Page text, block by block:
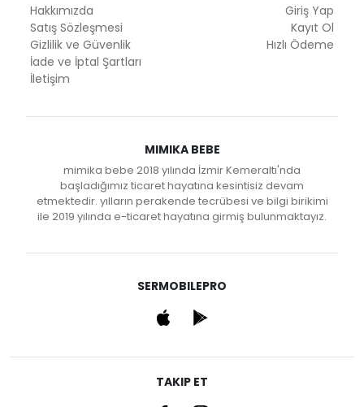
Hakkımızda
Satış Sözleşmesi
Gizlilik ve Güvenlik
İade ve İptal Şartları
İletişim
Giriş Yap
Kayıt Ol
Hızlı Ödeme
MIMIKA BEBE
mimika bebe 2018 yılında İzmir Kemeraltı'nda
başladığımız ticaret hayatına kesintisiz devam
etmektedir. yılların perakende tecrübesi ve bilgi birikimi
ile 2019 yılında e-ticaret hayatına girmiş bulunmaktayız.
SERMOBILEPRO
TAKIP ET